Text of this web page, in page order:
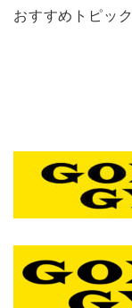
おすすめトピック